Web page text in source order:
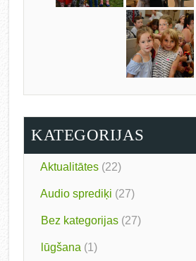
KATEGORIJAS
Aktualitātes (22)
Audio sprediķi (27)
Bez kategorijas (27)
lūgšana (1)